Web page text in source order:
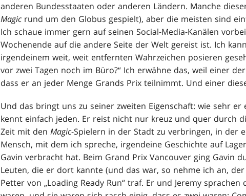
anderen Bundesstaaten oder anderen Ländern. Manche
Magic rund um den Globus gespielt), aber die meisten sind
Ich schaue immer gern auf seinen Social-Media-Kanälen
Wochenende auf die andere Seite der Welt gereist ist. Ich
irgendeinem weit, weit entfernten Wahrzeichen posieren
vor zwei Tagen noch im Büro?“ Ich erwähne das, weil einer
dass er an jeder Menge Grands Prix teilnimmt. Und einer
Und das bringt uns zu seiner zweiten Eigenschaft: wie sehr
kennt einfach jeden. Er reist nicht nur kreuz und quer durch
Zeit mit den Magic-Spielern in der Stadt zu verbringen, in der
Mensch, mit dem ich spreche, irgendeine Geschichte auf
Gavin verbracht hat. Beim Grand Prix Vancouver ging Gavin
Leuten, die er dort kannte (und das war, so nehme ich an,
Petter von „Loading Ready Run“ traf. Er und Jeremy